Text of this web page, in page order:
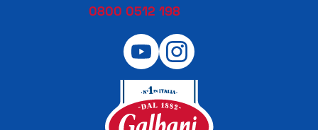
0800 0512 198